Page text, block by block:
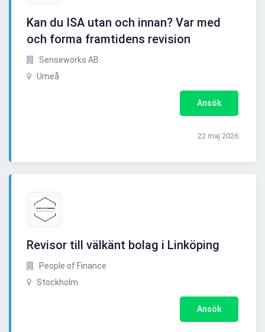
Kan du ISA utan och innan? Var med
och forma framtidens revision
Senseworks AB
Umeå
Ansök
22 maj 2026
Revisor till välkänt bolag i Linköping
People of Finance
Stockholm
Ansök